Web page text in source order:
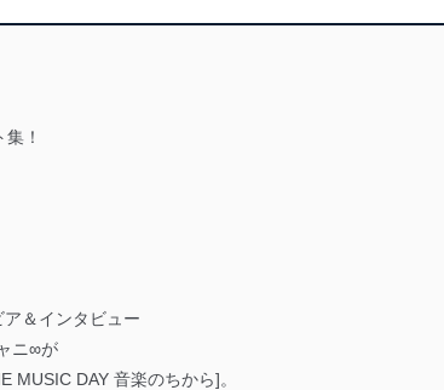
！
＆インタビュー
ニ∞が
MUSIC DAY 音楽のちから]。